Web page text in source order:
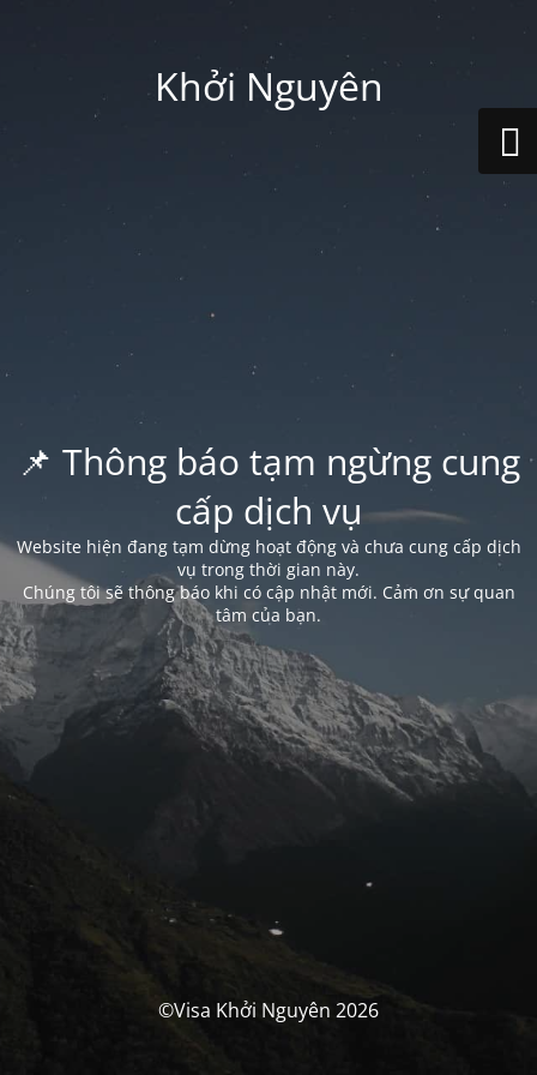
Khởi Nguyên
📌 Thông báo tạm ngừng cung
cấp dịch vụ
Website hiện đang tạm dừng hoạt động và chưa cung cấp dịch
vụ trong thời gian này.
Chúng tôi sẽ thông báo khi có cập nhật mới. Cảm ơn sự quan
tâm của bạn.
©Visa Khởi Nguyên 2026